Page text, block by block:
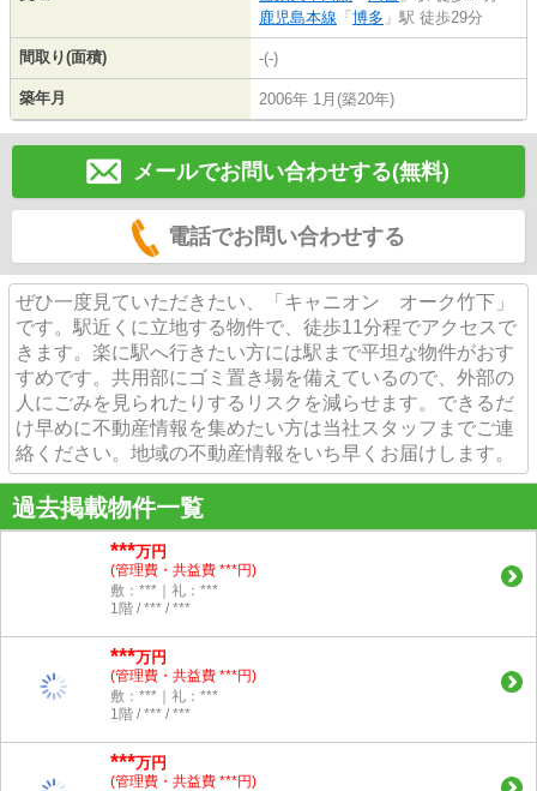
鹿児島本線 「 博多 」駅 徒歩29分
間取り(面積) -(-)
築年月 2006年 1月(築20年)
メールでお問い合わせする(無料)
電話でお問い合わせする
ぜひ一度見ていただきたい、「キャニオン オーク竹下」
です。駅近くに立地する物件で、徒歩11分程でアクセスで
きます。楽に駅へ行きたい方には駅まで平坦な物件がおす
すめです。共用部にゴミ置き場を備えているので、外部の
人にごみを見られたりするリスクを減らせます。できるだ
け早めに不動産情報を集めたい方は当社スタッフまでご連
絡ください。地域の不動産情報をいち早くお届けします。
過去掲載物件一覧
***万円
(管理費・共益費 ***円)
敷：***｜礼：***
1階 / *** / ***
***万円
(管理費・共益費 ***円)
敷：***｜礼：***
1階 / *** / ***
***万円
(管理費・共益費 ***円)